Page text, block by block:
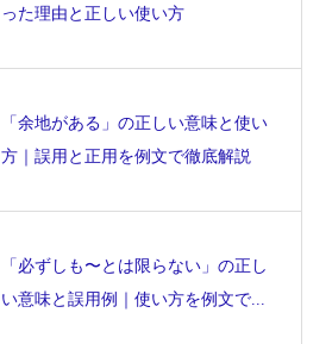
った理由と正しい使い方
「余地がある」の正しい意味と使い
方｜誤用と正用を例文で徹底解説
「必ずしも〜とは限らない」の正し
い意味と誤用例｜使い方を例文で...